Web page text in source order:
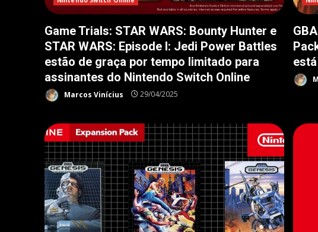
Game Trials: STAR WARS: Bounty Hunter e
STAR WARS: Episode I: Jedi Power Battles
estão de graça por tempo limitado para
assinantes do Nintendo Switch Online
Marcos Vinícius 29/04/2025